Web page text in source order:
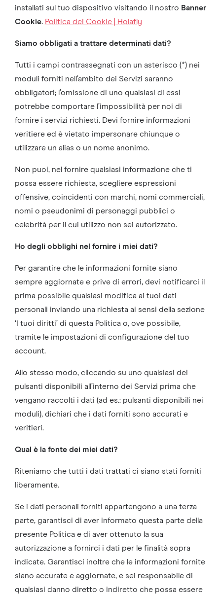
installati sul tuo dispositivo visitando il nostro Banner
Cookie. Politica dei Cookie | Holafly
Siamo obbligati a trattare determinati dati?
Tutti i campi contrassegnati con un asterisco (*) nei
moduli forniti nell’ambito dei Servizi saranno
obbligatori; l’omissione di uno qualsiasi di essi
potrebbe comportare l’impossibilità per noi di
fornire i servizi richiesti. Devi fornire informazioni
veritiere ed è vietato impersonare chiunque o
utilizzare un alias o un nome anonimo.
Non puoi, nel fornire qualsiasi informazione che ti
possa essere richiesta, scegliere espressioni
offensive, coincidenti con marchi, nomi commerciali,
nomi o pseudonimi di personaggi pubblici o
celebrità per il cui utilizzo non sei autorizzato.
Ho degli obblighi nel fornire i miei dati?
Per garantire che le informazioni fornite siano
sempre aggiornate e prive di errori, devi notificarci il
prima possibile qualsiasi modifica ai tuoi dati
personali inviando una richiesta ai sensi della sezione
‘I tuoi diritti’ di questa Politica o, ove possibile,
tramite le impostazioni di configurazione del tuo
account.
Allo stesso modo, cliccando su uno qualsiasi dei
pulsanti disponibili all’interno dei Servizi prima che
vengano raccolti i dati (ad es.: pulsanti disponibili nei
moduli), dichiari che i dati forniti sono accurati e
veritieri.
Qual è la fonte dei miei dati?
Riteniamo che tutti i dati trattati ci siano stati forniti
liberamente.
Se i dati personali forniti appartengono a una terza
parte, garantisci di aver informato questa parte della
presente Politica e di aver ottenuto la sua
autorizzazione a fornirci i dati per le finalità sopra
indicate. Garantisci inoltre che le informazioni fornite
siano accurate e aggiornate, e sei responsabile di
qualsiasi danno diretto o indiretto che possa essere